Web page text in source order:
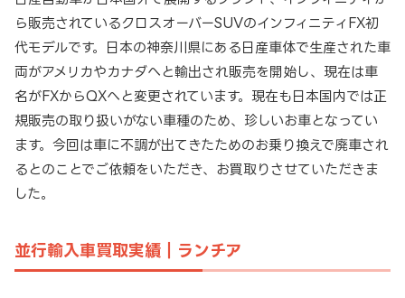
ら販売されているクロスオーバーSUVのインフィニティFX初
代モデルです。日本の神奈川県にある日産車体で生産された車
両がアメリカやカナダへと輸出され販売を開始し、現在は車
名がFXからQXへと変更されています。現在も日本国内では正
規販売の取り扱いがない車種のため、珍しいお車となってい
ます。今回は車に不調が出てきたためのお乗り換えで廃車され
るとのことでご依頼をいただき、お買取りさせていただきま
した。
並行輸入車買取実績｜ランチア